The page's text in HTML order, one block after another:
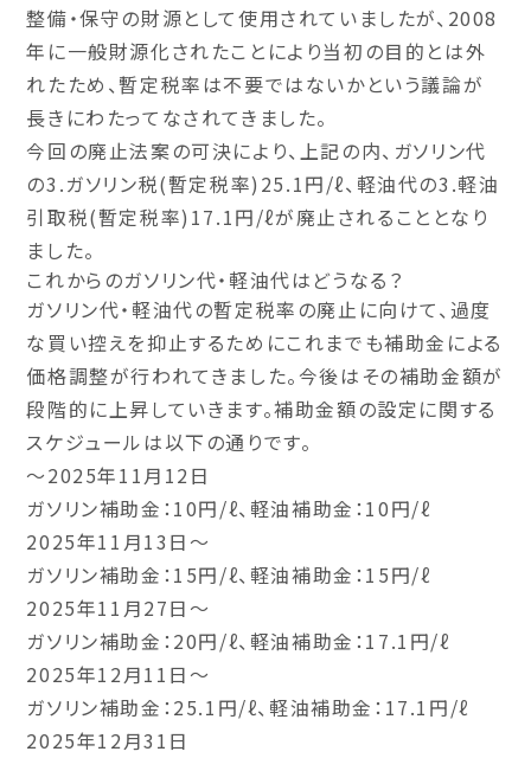
整備・保守の財源として使用されていましたが、2008
年に一般財源化されたことにより当初の目的とは外
れたため、暫定税率は不要ではないかという議論が
長きにわたってなされてきました。
今回の廃止法案の可決により、上記の内、ガソリン代
の3.ガソリン税(暫定税率)25.1円/ℓ、軽油代の3.軽油
引取税(暫定税率)17.1円/ℓが廃止されることとなり
ました。
これからのガソリン代・軽油代はどうなる？
ガソリン代・軽油代の暫定税率の廃止に向けて、過度
な買い控えを抑止するためにこれまでも補助金による
価格調整が行われてきました。今後はその補助金額が
段階的に上昇していきます。補助金額の設定に関する
スケジュールは以下の通りです。
～2025年11月12日
ガソリン補助金：10円/ℓ、軽油補助金：10円/ℓ
2025年11月13日～
ガソリン補助金：15円/ℓ、軽油補助金：15円/ℓ
2025年11月27日～
ガソリン補助金：20円/ℓ、軽油補助金：17.1円/ℓ
2025年12月11日～
ガソリン補助金：25.1円/ℓ、軽油補助金：17.1円/ℓ
2025年12月31日